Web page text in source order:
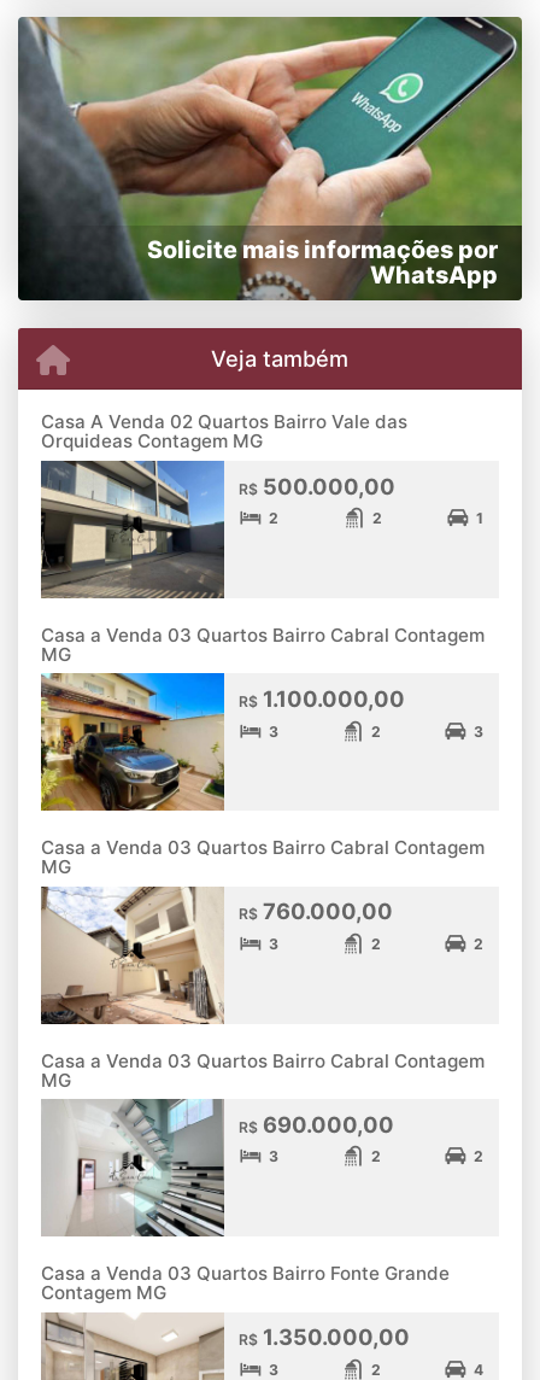
Solicite mais informações por
WhatsApp
Veja também
Casa A Venda 02 Quartos Bairro Vale das
Orquideas Contagem MG
R$ 500.000,00
2 2 1
Casa a Venda 03 Quartos Bairro Cabral Contagem
MG
R$ 1.100.000,00
3 2 3
Casa a Venda 03 Quartos Bairro Cabral Contagem
MG
R$ 760.000,00
3 2 2
Casa a Venda 03 Quartos Bairro Cabral Contagem
MG
R$ 690.000,00
3 2 2
Casa a Venda 03 Quartos Bairro Fonte Grande
Contagem MG
R$ 1.350.000,00
3 2 4